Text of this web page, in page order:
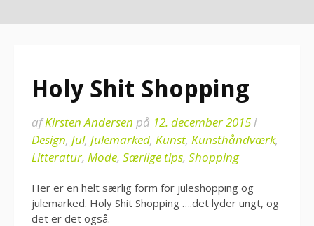
Holy Shit Shopping
afKirsten Andersen på 12. december 2015i
Design, Jul, Julemarked, Kunst, Kunsthåndværk,
Litteratur, Mode, Særlige tips, Shopping
Her er en helt særlig form for juleshopping og
julemarked. Holy Shit Shopping ….det lyder ungt, og
det er det også.